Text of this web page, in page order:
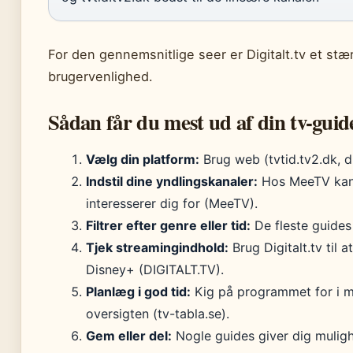
For den gennemsnitlige seer er Digitalt.tv et
brugervenlighed.
Sådan får du mest ud af din tv-
Vælg din platform: Brug web (tvtid.tv2.dk,
Indstil dine yndlingskanaler: Hos MeeTV
interesserer dig for (MeeTV).
Filtrer efter genre eller tid: De fleste
Tjek streamingindhold: Brug Digitalt.tv til
Disney+ (DIGITALT.TV).
Planlæg i god tid: Kig på programmet for i
oversigten (tv-tabla.se).
Gem eller del: Nogle guides giver dig